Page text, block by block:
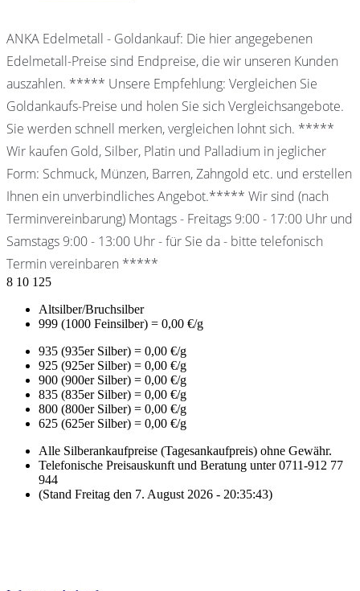
ANKA Edelmetall - Goldankauf: Die hier angegebenen
Edelmetall-Preise sind Endpreise, die wir unseren Kunden
auszahlen. ***** Unsere Empfehlung: Vergleichen Sie
Goldankaufs-Preise und holen Sie sich Vergleichsangebote.
Sie werden schnell merken, vergleichen lohnt sich. *****
Wir kaufen Gold, Silber, Platin und Palladium in jeglicher
Form: Schmuck, Münzen, Barren, Zahngold etc. und erstellen
Ihnen ein unverbindliches Angebot.***** Wir sind (nach
Terminvereinbarung) Montags - Freitags 9:00 - 17:00 Uhr und
Samstags 9:00 - 13:00 Uhr - für Sie da - bitte telefonisch
Termin vereinbaren *****
8 10 125
Altsilber/Bruchsilber
999 (1000 Feinsilber) = 0,00 €/g
935 (935er Silber) = 0,00 €/g
925 (925er Silber) = 0,00 €/g
900 (900er Silber) = 0,00 €/g
835 (835er Silber) = 0,00 €/g
800 (800er Silber) = 0,00 €/g
625 (625er Silber) = 0,00 €/g
Alle Silberankaufpreise (Tagesankaufpreis) ohne Gewähr.
Telefonische Preisauskunft und Beratung unter 0711-912 77
944
(Stand Freitag den 7. August 2026 - 20:35:43)